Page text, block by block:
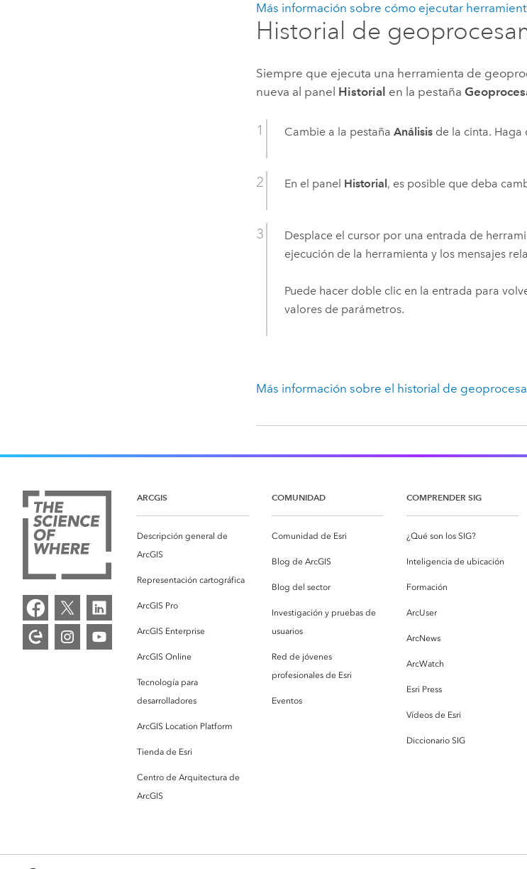
Más información sobre cómo ejecutar
Historial de
Siempre que ejecuta una herramienta de
nueva al panel Historial en la pestaña
Cambie a la pestañaAnálisis de la cinta. Haga
En el panel Historial, es posible que deba
Desplace el cursor por una entrada de
ejecución de la herramienta y los mensajes
Puede hacer doble clic en la entrada para
valores de parámetros.
Más información sobre el historial de
ARCGIS
Descripción general de
ArcGIS
Representación cartográfica
ArcGIS Pro
ArcGIS Enterprise
ArcGIS Online
Tecnología para
desarrolladores
ArcGIS Location Platform
Tienda de Esri
Centro de Arquitectura de
ArcGIS
COMUNIDAD
Comunidad de Esri
Blog de ArcGIS
Blog del sector
Investigación y pruebas de
usuarios
Red de jóvenes
profesionales de Esri
Eventos
COMPRENDER SIG
¿Qué son los SIG?
Inteligencia de ubicación
Formación
ArcUser
ArcNews
ArcWatch
Esri Press
Vídeos de Esri
Diccionario SIG